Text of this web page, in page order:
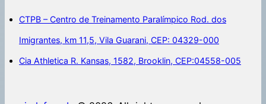
CTPB – Centro de Treinamento Paralímpico Rod. dos
Imigrantes, km 11,5, Vila Guarani, CEP: 04329-000
Cia Athletica R. Kansas, 1582, Brooklin, CEP:04558-005